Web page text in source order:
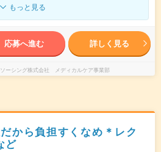
もっと見る
応募へ進む 詳しく見る
ーシング株式会社 メディカルケア事業部
から負担すくなめ＊レク
ど